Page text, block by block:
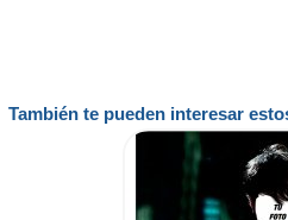
También te pueden interesar